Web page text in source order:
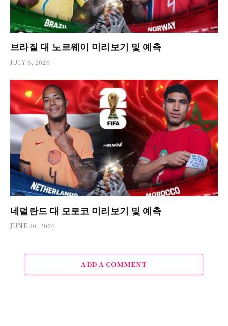
브라질 대 노르웨이 미리보기 및 예측
JULY 6, 2026
네덜란드 대 모로코 미리보기 및 예측
JUNE 30, 2026
ADD A COMMENT